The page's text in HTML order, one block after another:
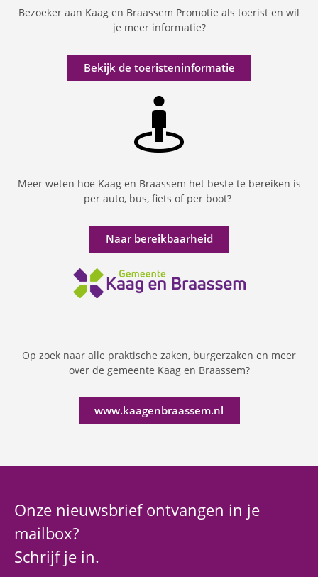
Bezoeker aan Kaag en Braassem Promotie als toerist en wil
je meer informatie?
Bekijk de toeristeninformatie
Meer weten hoe Kaag en Braassem het beste te bereiken is
per auto, bus, fiets of per boot?
Naar bereikbaarheid
Op zoek naar alle praktische zaken, burgerzaken en meer
over de gemeente Kaag en Braassem?
www.kaagenbraassem.nl
Onze nieuwsbrief ontvangen in je
mailbox?
Schrijf je in.